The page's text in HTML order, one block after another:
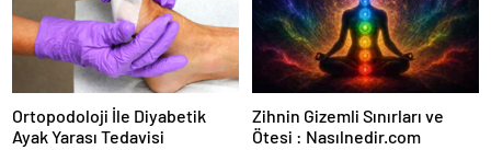
Ortopodoloji İle Diyabetik
Ayak Yarası Tedavisi
Zihnin Gizemli Sınırları ve
Ötesi : Nasılnedir.com